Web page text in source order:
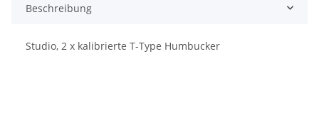
Beschreibung
Studio, 2 x kalibrierte T-Type Humbucker